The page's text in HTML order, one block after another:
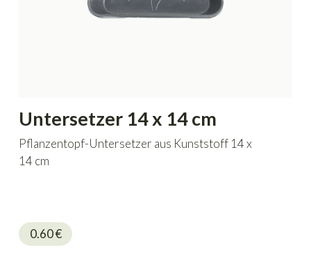
Untersetzer 14 x 14 cm
Pflanzentopf-Untersetzer aus Kunststoff 14 x
14 cm
0.60€